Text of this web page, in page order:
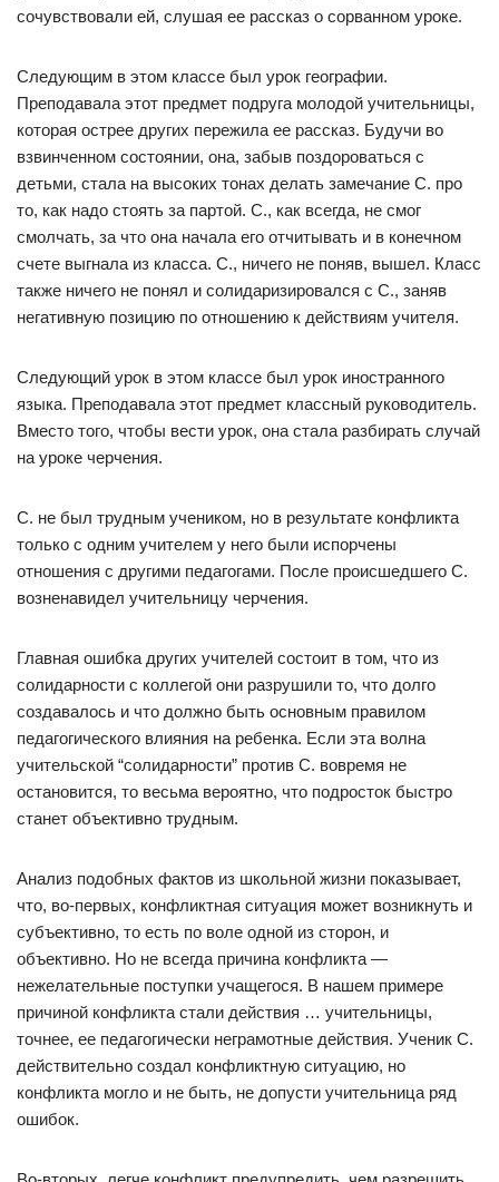
сочувствовали ей, слушая ее рассказ о сорванном уроке.
Следующим в этом классе был урок географии.
Преподавала этот предмет подруга молодой учительницы,
которая острее других пережила ее рассказ. Будучи во
взвинченном состоянии, она, забыв поздороваться с
детьми, стала на высоких тонах делать замечание С. про
то, как надо стоять за партой. С., как всегда, не смог
смолчать, за что она начала его отчитывать и в конечном
счете выгнала из класса. С., ничего не поняв, вышел. Класс
также ничего не понял и солидаризировался с С., заняв
негативную позицию по отношению к действиям учителя.
Следующий урок в этом классе был урок иностранного
языка. Преподавала этот предмет классный руководитель.
Вместо того, чтобы вести урок, она стала разбирать случай
на уроке черчения.
С. не был трудным учеником, но в результате конфликта
только с одним учителем у него были испорчены
отношения с другими педагогами. После происшедшего С.
возненавидел учительницу черчения.
Главная ошибка других учителей состоит в том, что из
солидарности с коллегой они разрушили то, что долго
создавалось и что должно быть основным правилом
педагогического влияния на ребенка. Если эта волна
учительской “солидарности” против С. вовремя не
остановится, то весьма вероятно, что подросток быстро
станет объективно трудным.
Анализ подобных фактов из школьной жизни показывает,
что, во-первых, конфликтная ситуация может возникнуть и
субъективно, то есть по воле одной из стоpон, и
объективно. Но не всегда пpичина конфликта —
нежелательные поступки учащегося. В нашем примере
причиной конфликта стали действия … учительницы,
точнее, ее педагогически неграмотные действия. Ученик С.
действительно создал конфликтную ситуацию, но
конфликта могло и не быть, не допусти учительница ряд
ошибок.